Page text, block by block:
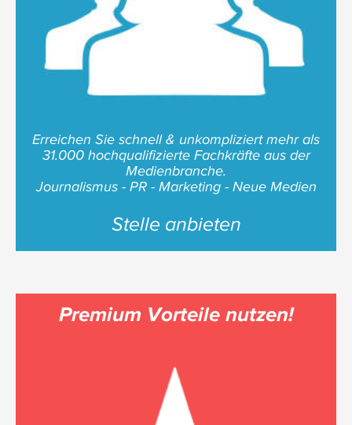
Erreichen Sie schnell & unkompliziert mehr als
31.000 hochqualifizierte Fachkräfte aus der
Medienbranche.
Journalismus - PR - Marketing - Neue Medien
Stelle anbieten
Premium Vorteile nutzen!